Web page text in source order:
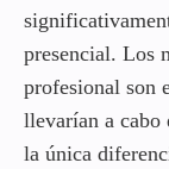
presencial. Los
profesional son
llevarían a cabo
la única